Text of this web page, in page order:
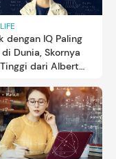
dengan IQ Paling
Dunia, Skornya
dari Albert